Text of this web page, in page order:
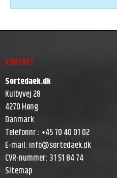
KONTAKT
Sortedaek.dk
Kulbyvej 28
4270 Høng
Danmark
Telefonnr.:+45 70 40 01 02
E-mail:info@sortedaek.dk
CVR-nummer:31 51 84 74
Sitemap